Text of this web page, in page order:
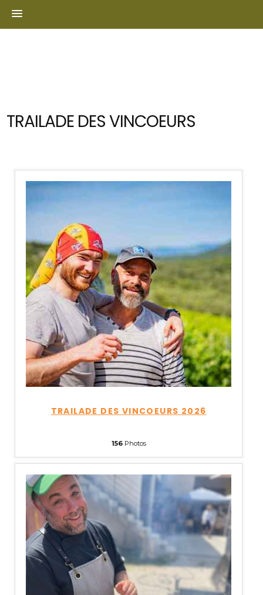
TRAILADE DES VINCOEURS
TRAILADE DES VINCOEURS 2026
156Photos